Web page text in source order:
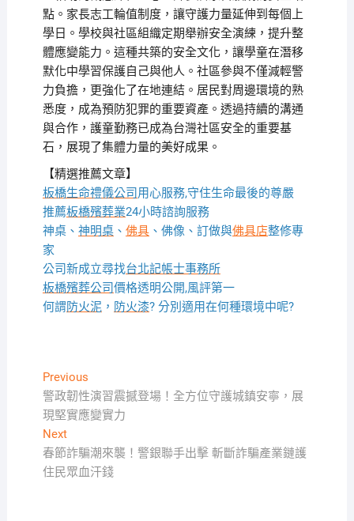
點。家長志工輪值制度，讓守護力量延伸到每個上
學日。學校與社區組織定期舉辦安全演練，提升整
體應變能力。這種共築的安全文化，讓學童在潛移
默化中學習保護自己與他人。社區參與不僅減輕警
力負擔，更強化了在地連結。居民對周邊環境的熟
悉度，成為預防犯罪的重要資產。透過持續的溝通
與合作，護童勤務已成為台灣社區安全的重要基
石，展現了集體力量的美好成果。
【精選推薦文章】
板橋生命禮儀公司用心服務,守住生命最後的尊嚴
推薦板橋殯葬業24小時諮詢服務
神桌、 神明桌、 佛具、佛像、訂做與佛具店整修專
家
公司新成立尋找台北記帳士事務所
板橋殯葬公司價格透明公開,風評第一
何謂防火泥， 防火漆? 分別適用在何種環境中呢?
文
章
導
覽
PreviousPrevious
post:
警政韌性演習震撼登場！全方位守護城鎮安寧，展
現堅實應變實力
NextNext
post:
春節詐騙潮來襲！警銀聯手出擊 斬斷詐騙產業鏈護
住民眾血汗錢